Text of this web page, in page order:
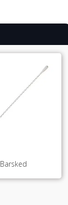
Barsked